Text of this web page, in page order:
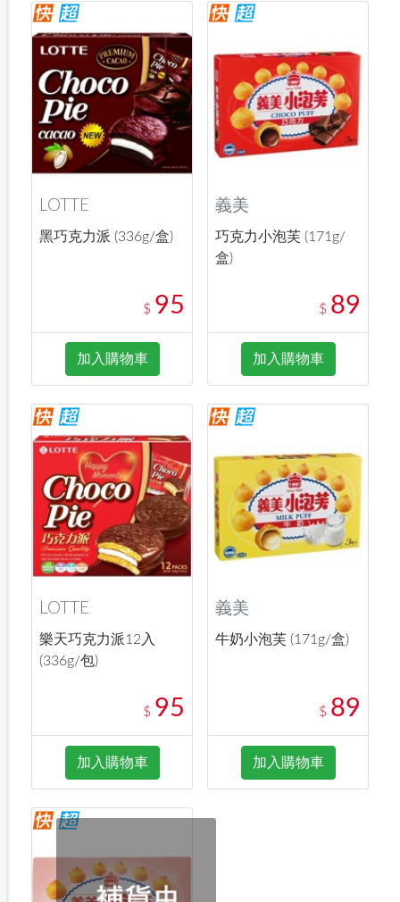
LOTTE
黑巧克力派 (336g/盒)
$ 95
加入購物車
義美
巧克力小泡芙 (171g/
盒)
$ 89
加入購物車
LOTTE
樂天巧克力派12入
(336g/包)
$ 95
加入購物車
義美
牛奶小泡芙 (171g/盒)
$ 89
加入購物車